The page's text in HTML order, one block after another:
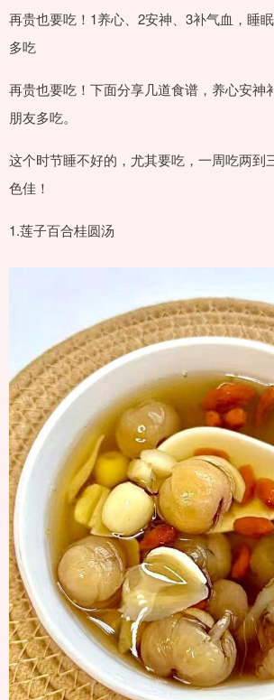
再贵也要吃！1养心、2安神、3补气血，睡
多吃
再贵也要吃！下面分享几道食谱，养心安神
朋友多吃。
这个时节睡不好的，尤其要吃，一周吃两到
色佳！
1.莲子百合桂圆汤